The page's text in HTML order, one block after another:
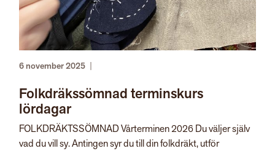
6 november 2025 |
Folkdräkssömnad terminskurs
lördagar
FOLKDRÄKTSSÖMNAD Vårterminen 2026 Du väljer själv
vad du vill sy. Antingen syr du till din folkdräkt, utför